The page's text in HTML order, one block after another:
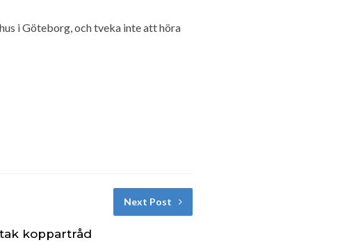
i Göteborg, och tveka inte att höra
Next Post
koppartråd